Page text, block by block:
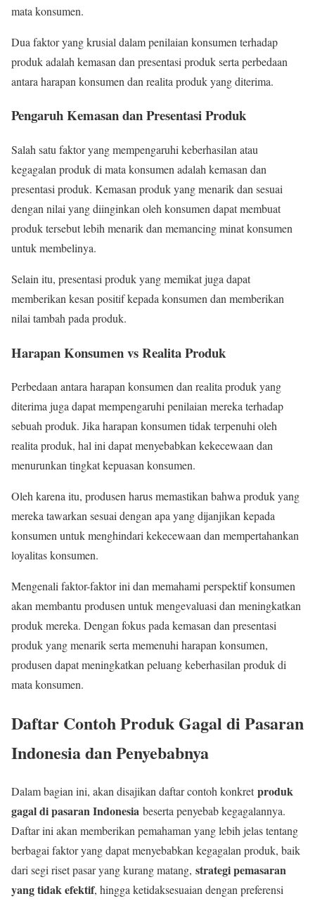
mata konsumen.
Dua faktor yang krusial dalam penilaian konsumen terhadap
produk adalah kemasan dan presentasi produk serta perbedaan
antara harapan konsumen dan realita produk yang diterima.
Pengaruh Kemasan dan Presentasi Produk
Salah satu faktor yang mempengaruhi keberhasilan atau
kegagalan produk di mata konsumen adalah kemasan dan
presentasi produk. Kemasan produk yang menarik dan sesuai
dengan nilai yang diinginkan oleh konsumen dapat membuat
produk tersebut lebih menarik dan memancing minat konsumen
untuk membelinya.
Selain itu, presentasi produk yang memikat juga dapat
memberikan kesan positif kepada konsumen dan memberikan
nilai tambah pada produk.
Harapan Konsumen vs Realita Produk
Perbedaan antara harapan konsumen dan realita produk yang
diterima juga dapat mempengaruhi penilaian mereka terhadap
sebuah produk. Jika harapan konsumen tidak terpenuhi oleh
realita produk, hal ini dapat menyebabkan kekecewaan dan
menurunkan tingkat kepuasan konsumen.
Oleh karena itu, produsen harus memastikan bahwa produk yang
mereka tawarkan sesuai dengan apa yang dijanjikan kepada
konsumen untuk menghindari kekecewaan dan mempertahankan
loyalitas konsumen.
Mengenali faktor-faktor ini dan memahami perspektif konsumen
akan membantu produsen untuk mengevaluasi dan meningkatkan
produk mereka. Dengan fokus pada kemasan dan presentasi
produk yang menarik serta memenuhi harapan konsumen,
produsen dapat meningkatkan peluang keberhasilan produk di
mata konsumen.
Daftar Contoh Produk Gagal di Pasaran
Indonesia dan Penyebabnya
Dalam bagian ini, akan disajikan daftar contoh konkretproduk
gagal di pasaran Indonesia beserta penyebab kegagalannya.
Daftar ini akan memberikan pemahaman yang lebih jelas tentang
berbagai faktor yang dapat menyebabkan kegagalan produk, baik
dari segi riset pasar yang kurang matang, strategi pemasaran
yang tidak efektif, hingga ketidaksesuaian dengan preferensi